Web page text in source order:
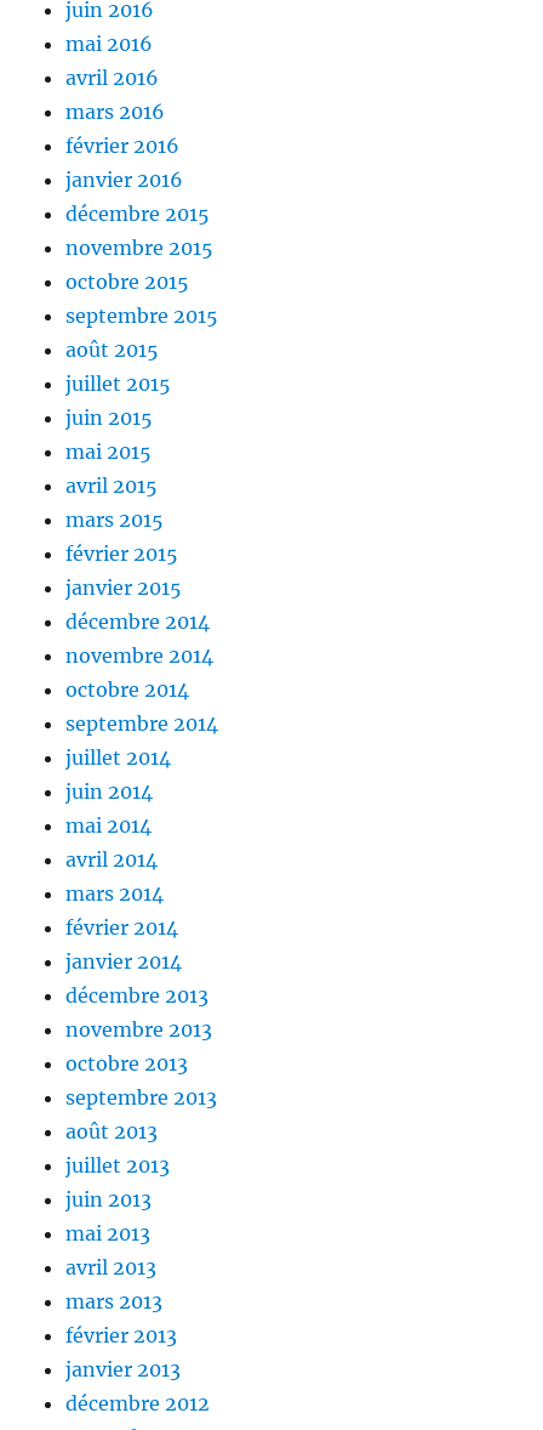
juin 2016
mai 2016
avril 2016
mars 2016
février 2016
janvier 2016
décembre 2015
novembre 2015
octobre 2015
septembre 2015
août 2015
juillet 2015
juin 2015
mai 2015
avril 2015
mars 2015
février 2015
janvier 2015
décembre 2014
novembre 2014
octobre 2014
septembre 2014
juillet 2014
juin 2014
mai 2014
avril 2014
mars 2014
février 2014
janvier 2014
décembre 2013
novembre 2013
octobre 2013
septembre 2013
août 2013
juillet 2013
juin 2013
mai 2013
avril 2013
mars 2013
février 2013
janvier 2013
décembre 2012